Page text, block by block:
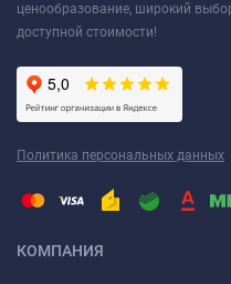
ценообразование, широкий
доступной стоимости!
Политика персональных данных
КОМПАНИЯ